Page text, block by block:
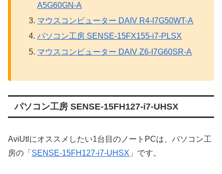
A5G60GN-A
マウスコンピューター DAIV R4-I7G50WT-A
パソコン工房 SENSE-15FX155-i7-PLSX
マウスコンピューター DAIV Z6-I7G60SR-A
パソコン工房 SENSE-15FH127-i7-UHSX
AviUtlにオススメしたい1台目のノートPCは、パソコン工
房の「 SENSE-15FH127-i7-UHSX 」です。